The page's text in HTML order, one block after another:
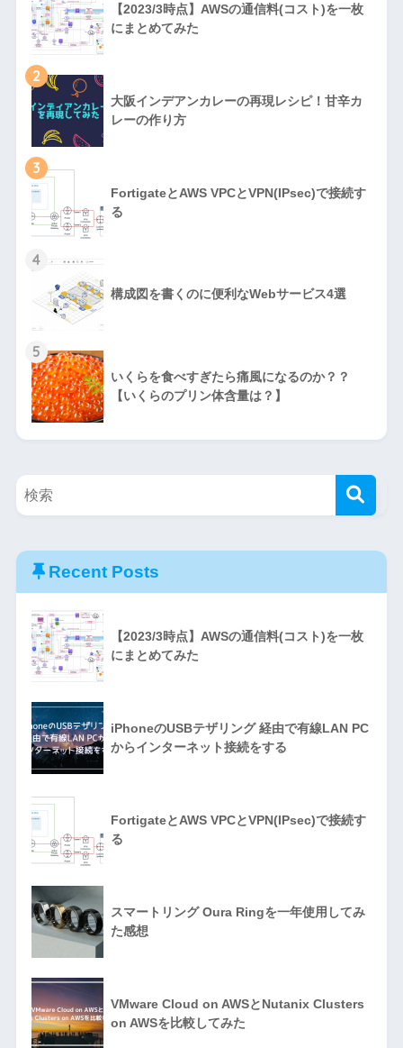
【2023/3時点】AWSの通信料(コスト)を一枚
にまとめてみた
2
大阪インデアンカレーの再現レシピ！甘辛カ
レーの作り方
3
FortigateとAWS VPCとVPN(IPsec)で接続す
る
4
構成図を書くのに便利なWebサービス4選
5
いくらを食べすぎたら痛風になるのか？？
【いくらのプリン体含量は？】
Recent Posts
【2023/3時点】AWSの通信料(コスト)を一枚
にまとめてみた
iPhoneのUSBテザリング 経由で有線LAN PC
からインターネット接続をする
FortigateとAWS VPCとVPN(IPsec)で接続す
る
スマートリング Oura Ringを一年使用してみ
た感想
VMware Cloud on AWSとNutanix Clusters
on AWSを比較してみた